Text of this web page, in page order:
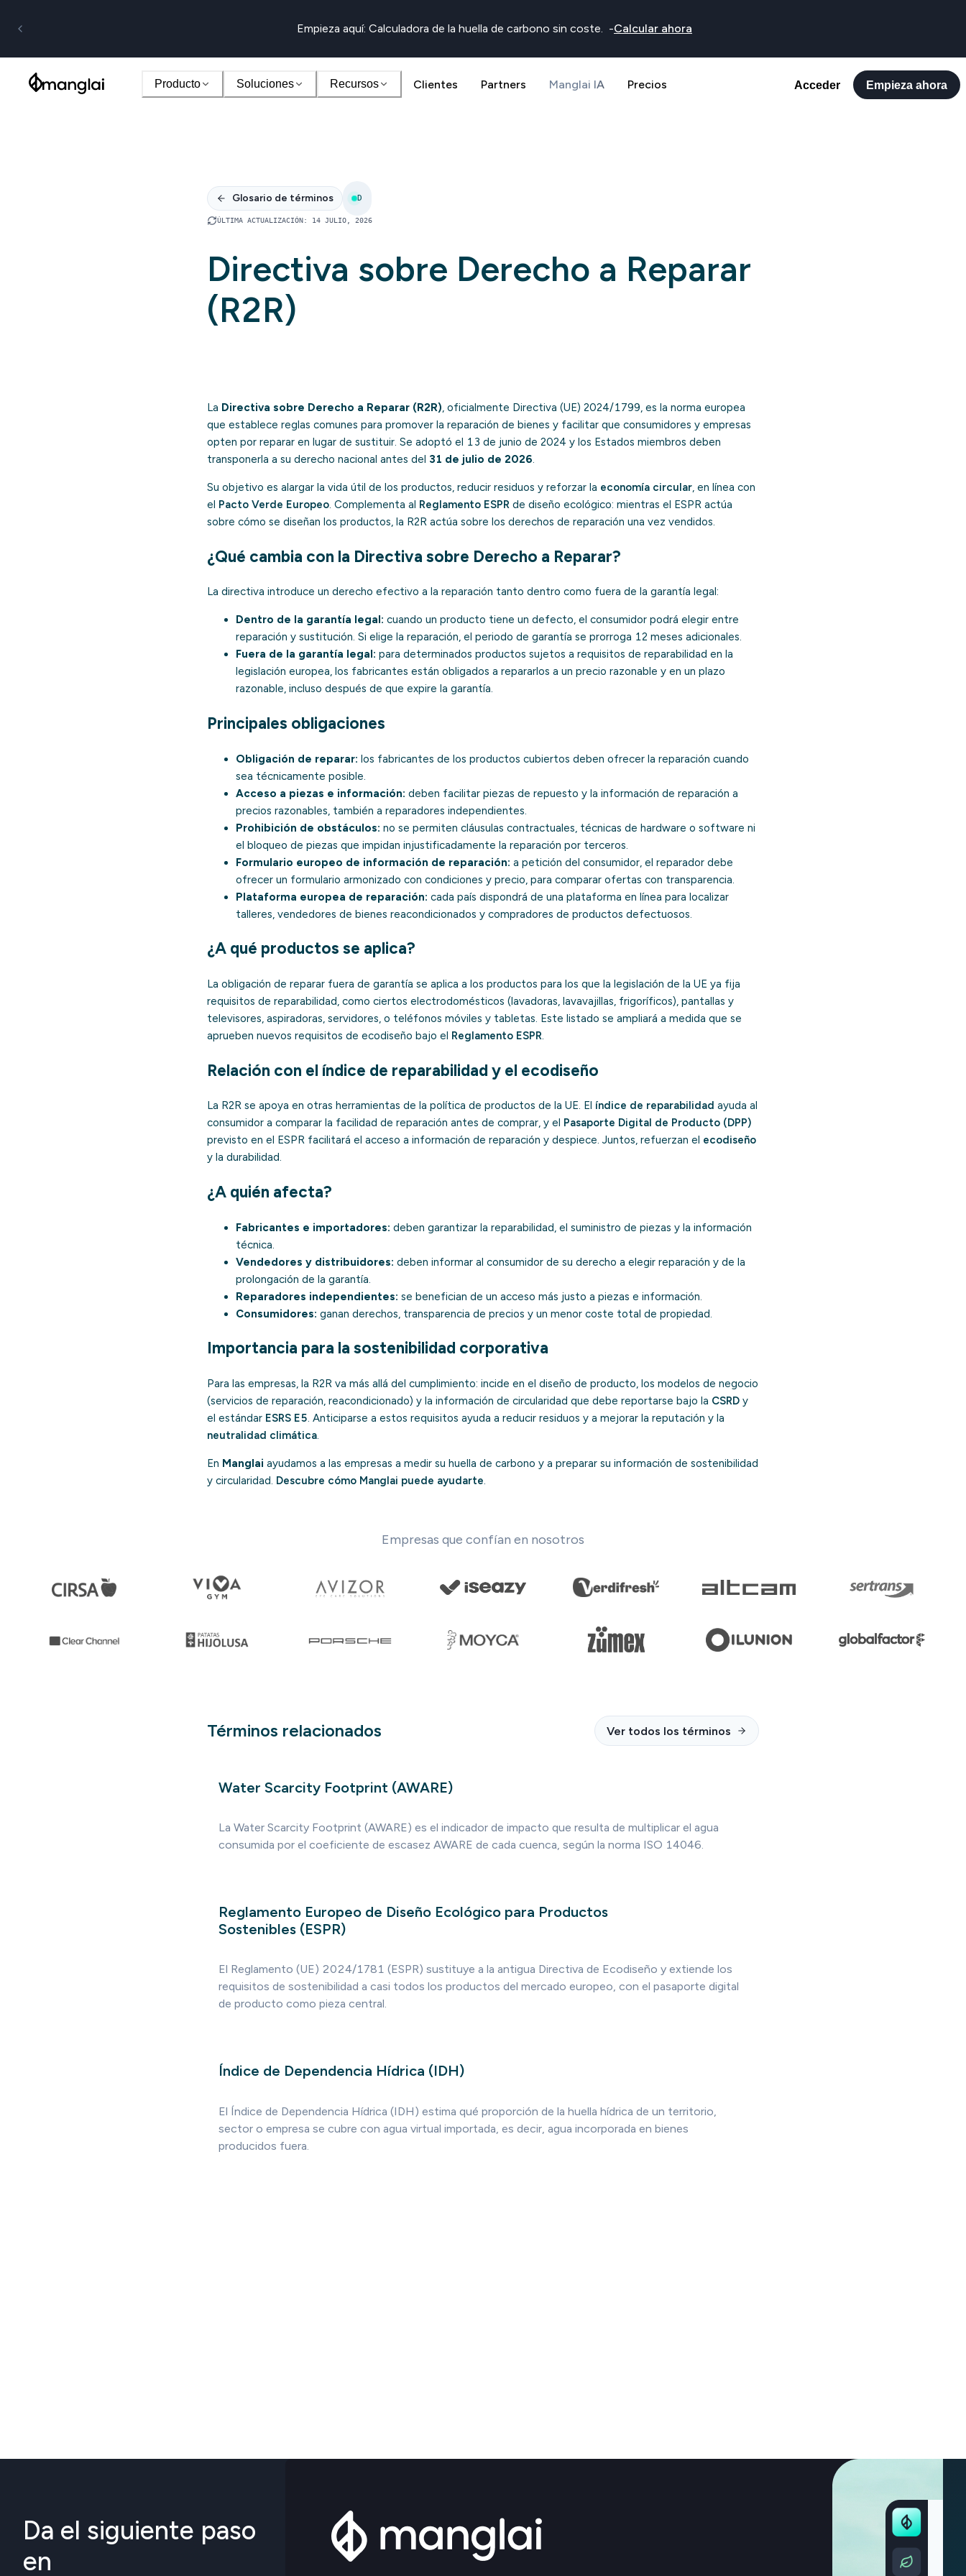
Empieza aquí: Calculadora de la huella de carbono sin coste. -Calcular ahora
Producto Soluciones Recursos Clientes Partners Manglai IA Precios Acceder Empieza ahora
Glosario de términos D
ÚLTIMA ACTUALIZACIÓN: 14 JULIO, 2026
Directiva sobre Derecho a Reparar
(R2R)
La Directiva sobre Derecho a Reparar (R2R), oficialmente Directiva (UE) 2024/1799, es la norma europea
que establece reglas comunes para promover la reparación de bienes y facilitar que consumidores y empresas
opten por reparar en lugar de sustituir. Se adoptó el 13 de junio de 2024 y los Estados miembros deben
transponerla a su derecho nacional antes del 31 de julio de 2026.
Su objetivo es alargar la vida útil de los productos, reducir residuos y reforzar la economía circular, en línea con
el Pacto Verde Europeo. Complementa al Reglamento ESPR de diseño ecológico: mientras el ESPR actúa
sobre cómo se diseñan los productos, la R2R actúa sobre los derechos de reparación una vez vendidos.
¿Qué cambia con la Directiva sobre Derecho a Reparar?
La directiva introduce un derecho efectivo a la reparación tanto dentro como fuera de la garantía legal:
Dentro de la garantía legal: cuando un producto tiene un defecto, el consumidor podrá elegir entre
reparación y sustitución. Si elige la reparación, el periodo de garantía se prorroga 12 meses adicionales.
Fuera de la garantía legal: para determinados productos sujetos a requisitos de reparabilidad en la
legislación europea, los fabricantes están obligados a repararlos a un precio razonable y en un plazo
razonable, incluso después de que expire la garantía.
Principales obligaciones
Obligación de reparar: los fabricantes de los productos cubiertos deben ofrecer la reparación cuando
sea técnicamente posible.
Acceso a piezas e información: deben facilitar piezas de repuesto y la información de reparación a
precios razonables, también a reparadores independientes.
Prohibición de obstáculos: no se permiten cláusulas contractuales, técnicas de hardware o software ni
el bloqueo de piezas que impidan injustificadamente la reparación por terceros.
Formulario europeo de información de reparación: a petición del consumidor, el reparador debe
ofrecer un formulario armonizado con condiciones y precio, para comparar ofertas con transparencia.
Plataforma europea de reparación: cada país dispondrá de una plataforma en línea para localizar
talleres, vendedores de bienes reacondicionados y compradores de productos defectuosos.
¿A qué productos se aplica?
La obligación de reparar fuera de garantía se aplica a los productos para los que la legislación de la UE ya fija
requisitos de reparabilidad, como ciertos electrodomésticos (lavadoras, lavavajillas, frigoríficos), pantallas y
televisores, aspiradoras, servidores, o teléfonos móviles y tabletas. Este listado se ampliará a medida que se
aprueben nuevos requisitos de ecodiseño bajo el Reglamento ESPR.
Relación con el índice de reparabilidad y el ecodiseño
La R2R se apoya en otras herramientas de la política de productos de la UE. El índice de reparabilidad ayuda al
consumidor a comparar la facilidad de reparación antes de comprar, y el Pasaporte Digital de Producto (DPP)
previsto en el ESPR facilitará el acceso a información de reparación y despiece. Juntos, refuerzan el ecodiseño
y la durabilidad.
¿A quién afecta?
Fabricantes e importadores: deben garantizar la reparabilidad, el suministro de piezas y la información
técnica.
Vendedores y distribuidores: deben informar al consumidor de su derecho a elegir reparación y de la
prolongación de la garantía.
Reparadores independientes: se benefician de un acceso más justo a piezas e información.
Consumidores: ganan derechos, transparencia de precios y un menor coste total de propiedad.
Importancia para la sostenibilidad corporativa
Para las empresas, la R2R va más allá del cumplimiento: incide en el diseño de producto, los modelos de negocio
(servicios de reparación, reacondicionado) y la información de circularidad que debe reportarse bajo la CSRD y
el estándar ESRS E5. Anticiparse a estos requisitos ayuda a reducir residuos y a mejorar la reputación y la
neutralidad climática.
En Manglai ayudamos a las empresas a medir su huella de carbono y a preparar su información de sostenibilidad
y circularidad. Descubre cómo Manglai puede ayudarte.
Empresas que confían en nosotros
Términos relacionados Ver todos los términos
Water Scarcity Footprint (AWARE)
La Water Scarcity Footprint (AWARE) es el indicador de impacto que resulta de multiplicar el agua
consumida por el coeficiente de escasez AWARE de cada cuenca, según la norma ISO 14046.
Reglamento Europeo de Diseño Ecológico para Productos
Sostenibles (ESPR)
El Reglamento (UE) 2024/1781 (ESPR) sustituye a la antigua Directiva de Ecodiseño y extiende los
requisitos de sostenibilidad a casi todos los productos del mercado europeo, con el pasaporte digital
de producto como pieza central.
Índice de Dependencia Hídrica (IDH)
El Índice de Dependencia Hídrica (IDH) estima qué proporción de la huella hídrica de un territorio,
sector o empresa se cubre con agua virtual importada, es decir, agua incorporada en bienes
producidos fuera.
Da el siguiente paso
en